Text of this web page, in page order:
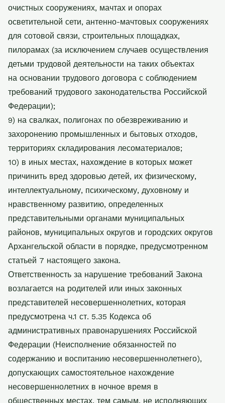
очистных сооружениях, мачтах и опорах
осветительной сети, антенно-мачтовых сооружениях
для сотовой связи, строительных площадках,
пилорамах (за исключением случаев осуществления
детьми трудовой деятельности на таких объектах
на основании трудового договора с соблюдением
требований трудового законодательства Российской
Федерации);
9) на свалках, полигонах по обезвреживанию и
захоронению промышленных и бытовых отходов,
территориях складирования лесоматериалов;
10) в иных местах, нахождение в которых может
причинить вред здоровью детей, их физическому,
интеллектуальному, психическому, духовному и
нравственному развитию, определенных
представительными органами муниципальных
районов, муниципальных округов и городских округов
Архангельской области в порядке, предусмотренном
статьей 7 настоящего закона.
Ответственность за нарушение требований Закона
возлагается на родителей или иных законных
представителей несовершеннолетних, которая
предусмотрена ч.1 ст. 5.35 Кодекса об
административных правонарушениях Российской
Федерации (Неисполнение обязанностей по
содержанию и воспитанию несовершеннолетнего),
допускающих самостоятельное нахождение
несовершеннолетних в ночное время в
общественных местах, тем самым, не исполняющих